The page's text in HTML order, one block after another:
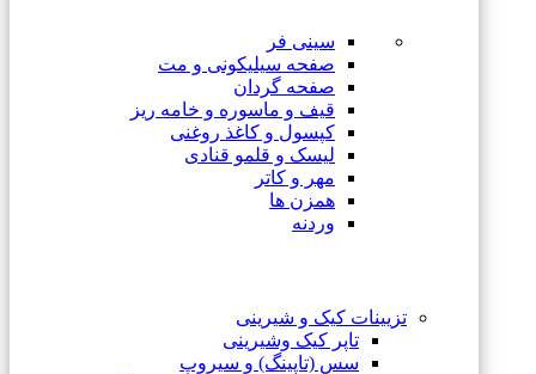
سینی فر
صفحه سیلیکونی و مت
صفحه گردان
قیف و ماسوره و خامه ریز
کپسول و کاغذ روغنی
لیسک و قلمو قنادی
مهر و کاتر
همزن ها
وردنه
تزیینات کیک و شیرینی
تاپر کیک وشیرینی
سس (تاپینگ) و سیروپ